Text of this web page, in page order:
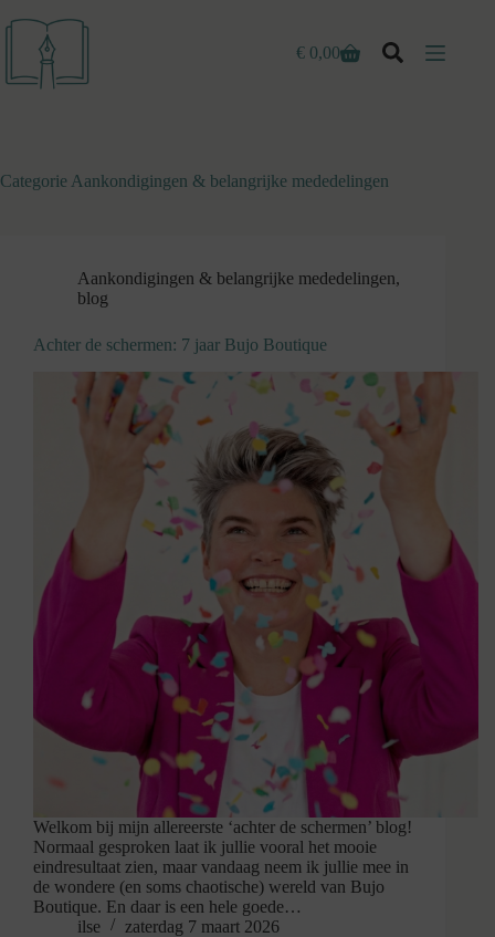
naar
inhoud
Winkelwagen
€ 0,00
Categorie Aankondigingen & belangrijke mededelingen
Aankondigingen & belangrijke mededelingen,
blog
Achter de schermen: 7 jaar Bujo Boutique
Welkom bij mijn allereerste ‘achter de schermen’ blog!
Normaal gesproken laat ik jullie vooral het mooie
eindresultaat zien, maar vandaag neem ik jullie mee in
de wondere (en soms chaotische) wereld van Bujo
Boutique. En daar is een hele goede…
ilse
zaterdag 7 maart 2026